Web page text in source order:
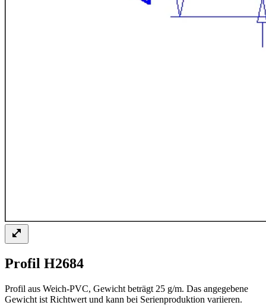
Profil H2684
Profil aus Weich-PVC, Gewicht beträgt 25 g/m. Das angegebene
Gewicht ist Richtwert und kann bei Serienproduktion variieren.